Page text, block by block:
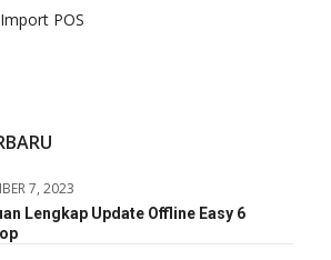
POS
7, 2023
Lengkap Update Offline Easy 6